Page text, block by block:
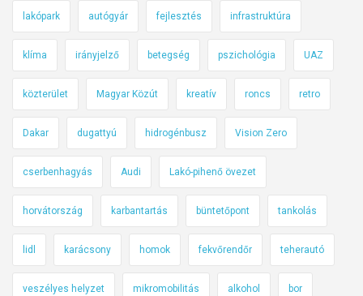
lakópark autógyár fejlesztés infrastruktúra
klíma irányjelző betegség pszichológia UAZ
közterület Magyar Közút kreatív roncs retro
Dakar dugattyú hidrogénbusz Vision Zero
cserbenhagyás Audi Lakó-pihenő övezet
horvátország karbantartás büntetőpont tankolás
lidl karácsony homok fekvőrendőr teherautó
veszélyes helyzet mikromobilitás alkohol bor